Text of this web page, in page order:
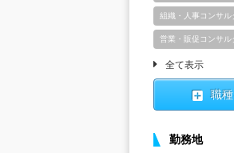
組織・人事コンサル
営業・販促コンサル
全て表示
職
勤務地